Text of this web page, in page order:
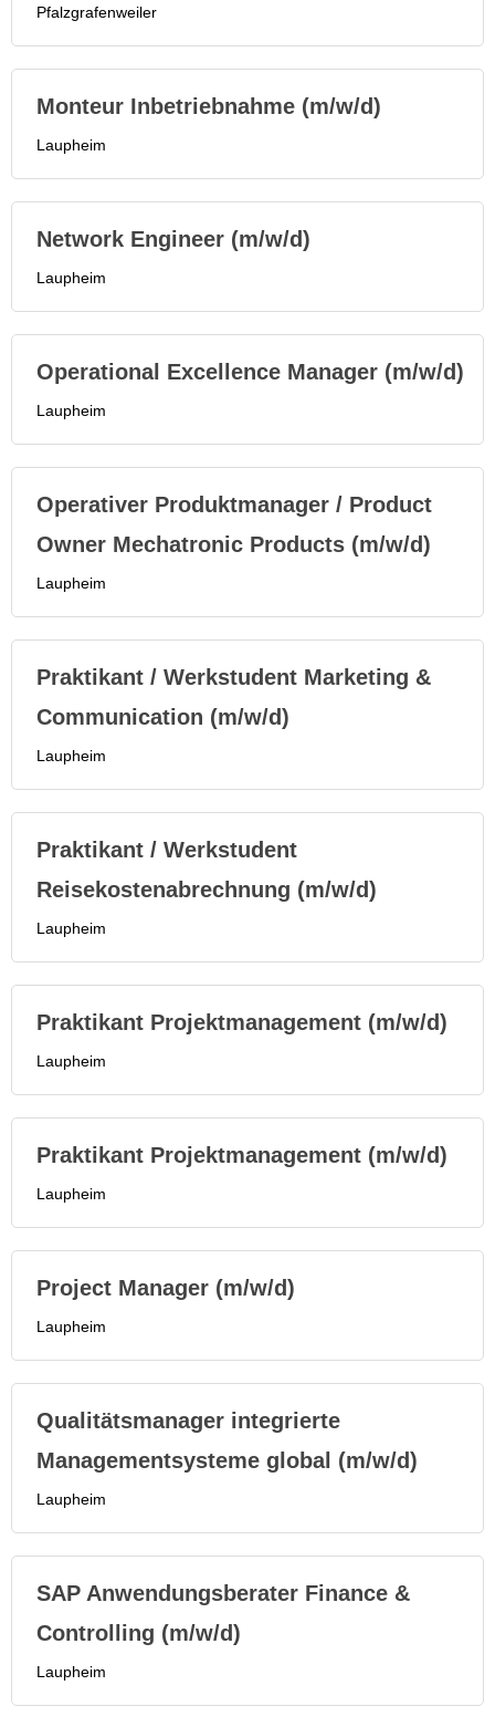
Pfalzgrafenweiler
Monteur Inbetriebnahme (m/w/d)
Laupheim
Network Engineer (m/w/d)
Laupheim
Operational Excellence Manager (m/w/d)
Laupheim
Operativer Produktmanager / Product
Owner Mechatronic Products (m/w/d)
Laupheim
Praktikant / Werkstudent Marketing &
Communication (m/w/d)
Laupheim
Praktikant / Werkstudent
Reisekostenabrechnung (m/w/d)
Laupheim
Praktikant Projektmanagement (m/w/d)
Laupheim
Praktikant Projektmanagement (m/w/d)
Laupheim
Project Manager (m/w/d)
Laupheim
Qualitätsmanager integrierte
Managementsysteme global (m/w/d)
Laupheim
SAP Anwendungsberater Finance &
Controlling (m/w/d)
Laupheim